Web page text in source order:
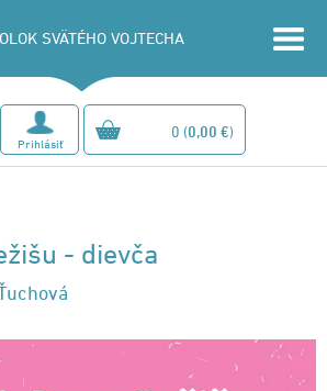
SVÄTÉHO VOJTECHA
Prihlásiť
0 (0,00 €)
- dievča